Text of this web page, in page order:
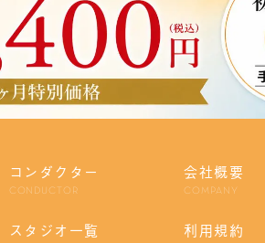
コンダクター
CONDUCTOR
会社概要
COMPANY
スタジオ一覧 利用規約